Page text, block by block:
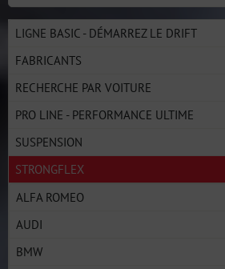
LIGNE BASIC - DÉMARREZ LE DRIFT
FABRICANTS
RECHERCHE PAR VOITURE
PRO LINE - PERFORMANCE ULTIME
SUSPENSION
STRONGFLEX
ALFA ROMEO
AUDI
BMW